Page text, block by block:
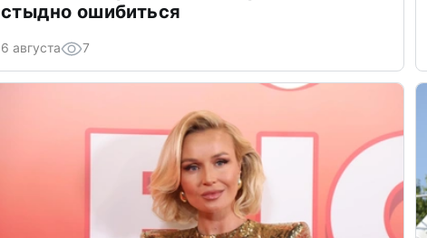
стыдно ошибиться
6 августа 7